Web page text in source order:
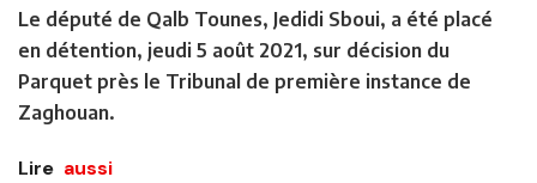
Le député de Qalb Tounes, Jedidi Sboui, a été placé
en détention, jeudi 5 août 2021, sur décision du
Parquet près le Tribunal de première instance de
Zaghouan.
Lire aussi